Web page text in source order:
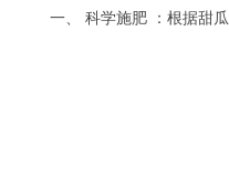
一、 科学施肥 ：根据甜